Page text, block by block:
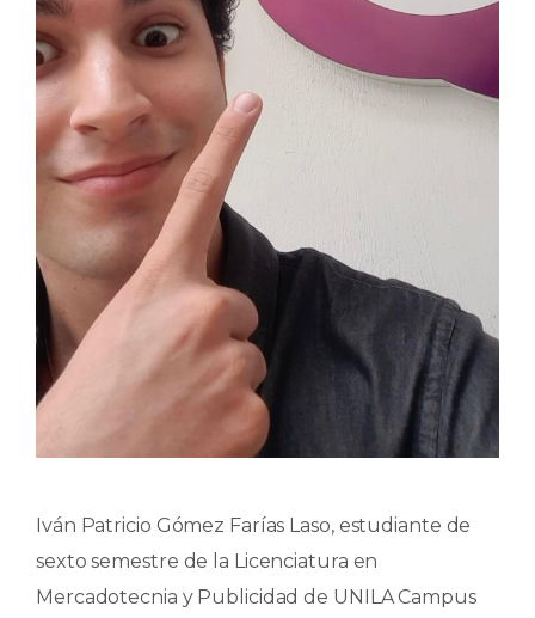
Iván Patricio Gómez Farías Laso, estudiante de
sexto semestre de la Licenciatura en
Mercadotecnia y Publicidad de UNILA Campus